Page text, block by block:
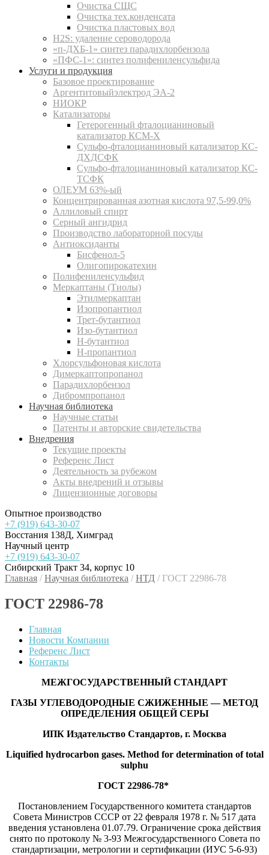
Очистка СЩС
Очистка тех.конденсата
Очистка пластовых вод
H2S: удаление сероводорода
«п-ДХБ-1» синтез парадихлорбензола
«ПФС-1»: синтез полифениленсульфида
Услуги и продукция
Базовое проектирование
Аргентитовыйэлектрод ЭА-2
НИОКР
Катализаторы
Гетерогенный фталоцианиновый
катализатор КСМ-Х
Сульфо-фталоцианиновый катализатор КС-
ДХДСФК
Сульфо-фталоцианиновый катализатор КС-
ТСФК
ОЛЕУМ 63%-ый
Концентрированная азотная кислота 97,5-99,0%
Аллиловый спирт
Серный ангидрид
Производство лабораторной посуды
Антиоксиданты
Бисфенол-5
Олигопирокатехин
Полифениленсульфид
Меркаптаны (Тиолы)
Этилмеркаптан
Изопропантиол
Трет-бутантиол
Изо-бутантиол
Н-бутантиол
Н-пропантиол
Хлорсульфоновая кислота
Димеркаптопропанол
Парадихлорбензол
Дибромпропанол
Научная библиотека
Научные статьи
Патенты и авторские свидетельства
Внедрения
Текущие проекты
Референс Лист
Деятельность за рубежом
Акты внедрений и отзывы
Лицензионные договоры
Опытное производство
+7 (919) 643-30-07
Восстания 138Д, Химград
Научный центр
+7 (919) 643-30-07
Сибирский Тракт 34, корпус 10
Главная / Научная библиотека / НТД /ГОСТ 22986-78
ГОСТ 22986-78
Главная
Новости Компании
Референс Лист
Контакты
МЕЖГОСУДАРСТВЕННЫЙ СТАНДАРТ
ГАЗЫ УГЛЕВОДОРОДНЫЕ СЖИЖЕННЫЕ — МЕТОД
ОПРЕДЕЛЕНИЯ ОБЩЕЙ СЕРЫ
ИПК Издательство Стандартов, г. Москва
Liquified hydrocarbon gases. Method for determination of total
sulphu
ГОСТ 22986-78*
Постановлением Государственного комитета стандартов
Совета Министров СССР от 22 февраля 1978 г. № 517 дата
введения установлена 01.07.79. Ограничение срока действия
снято по протоколу № 3-93 Межгосударственного Совета по
стандартизации, метрологии и сертификации (ИУС 5-6-93)